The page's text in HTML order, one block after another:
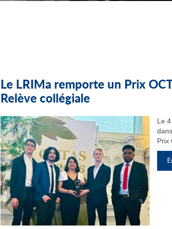
Le LRIMa remporte un Prix
Relève collégiale
Le
Prix